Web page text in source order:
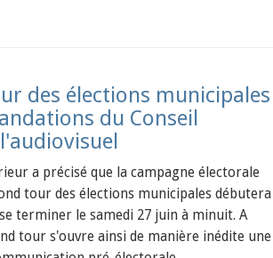
des élections municipales
du Conseil
a précisé que la campagne électorale
tour des élections municipales débutera
terminer le samedi 27 juin à minuit. A
tour s'ouvre ainsi de manière inédite une